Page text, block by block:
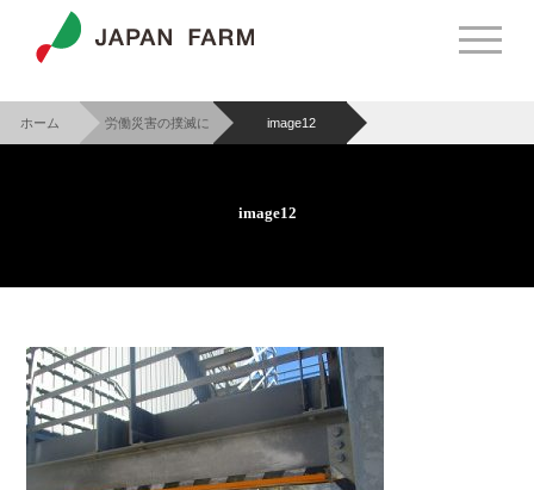
ホーム 労働災害の撲滅に image12
image12